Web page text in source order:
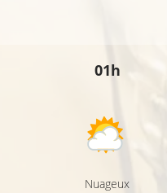
12°C
01h
Nuageux